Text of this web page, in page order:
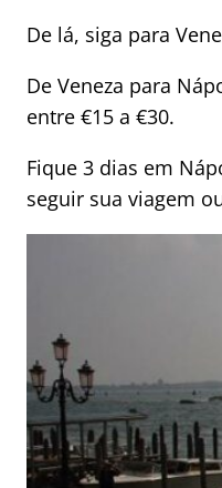
De lá, siga para
De Veneza para
entre €15 a €30.
Fique 3 dias em
seguir sua viagem